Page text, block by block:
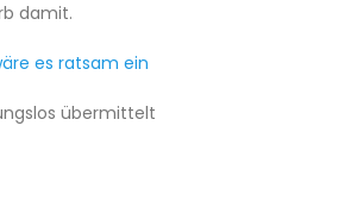
damit.
es ratsam ein
übermittelt